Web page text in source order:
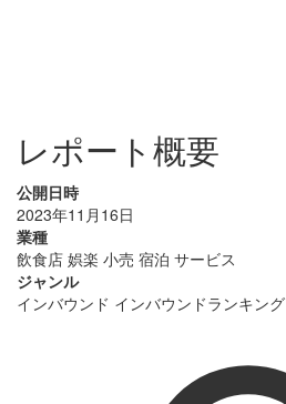
レポート概要
公開日時
2023年11月16日
業種
飲食店 娯楽 小売 宿泊 サービス
ジャンル
インバウンド インバウンドランキング